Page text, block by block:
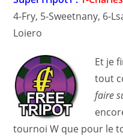
4-Fry, 5-Sweetnany, 6-
Loiero
Et je
tout
faire
tournoi W que pour le